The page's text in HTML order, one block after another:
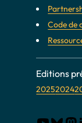
Code de
20252024